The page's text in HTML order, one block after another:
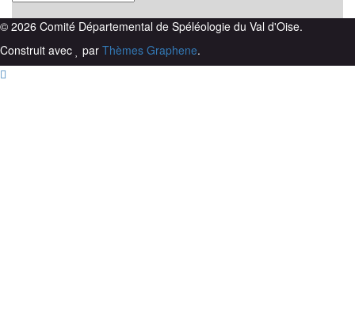
© 2026 Comité Départemental de Spéléologie du Val d'Oise.
Construit avec
par Thèmes Graphene.